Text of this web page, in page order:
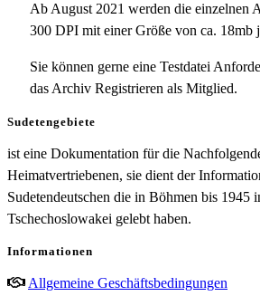
Ab August 2021 werden die einzelnen
300 DPI mit einer Größe von ca. 18mb
Sie können gerne eine Testdatei
das Archiv Registrieren als Mitglied.
Sudetengebiete
ist eine Dokumentation für die
Heimatvertriebenen, sie dient der
Sudetendeutschen die in Böhmen bis 1945
Tschechoslowakei gelebt haben.
Informationen
Allgemeine Geschäftsbedingungen